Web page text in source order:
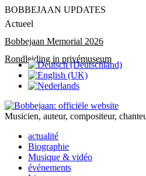
BOBBEJAAN UPDATES
Actueel
Bobbejaan Memorial 2026
Rondleiding in privémuseum
Musicien, auteur, compositeur,
actualité
Biographie
Musique & vidéo
événements